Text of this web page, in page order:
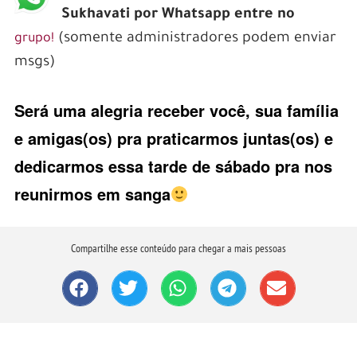
Sukhavati por Whatsapp entre no
grupo! (somente administradores podem enviar
msgs)
Será uma alegria receber você, sua família
e amigas(os) pra praticarmos juntas(os) e
dedicarmos essa tarde de sábado pra nos
reunirmos em sanga
Compartilhe esse conteúdo para chegar a mais pessoas